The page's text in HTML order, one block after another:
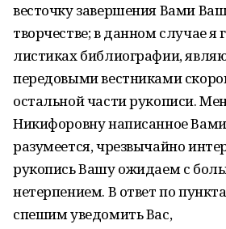
весточку завершения Вами
творчестве; в данном случае я
листиках библиографии,
передовыми вестниками
остальной части рукописи.
Никифоровну написанное
разумеется, чрезвычайно
рукопись Вашу ожидаем с
нетерпением. В ответ по
спешим уведомить Вас,